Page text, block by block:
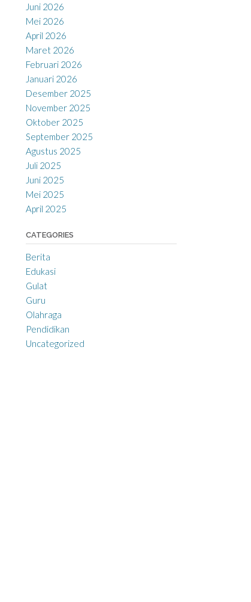
Juni 2026
Mei 2026
April 2026
Maret 2026
Februari 2026
Januari 2026
Desember 2025
November 2025
Oktober 2025
September 2025
Agustus 2025
Juli 2025
Juni 2025
Mei 2025
April 2025
CATEGORIES
Berita
Edukasi
Gulat
Guru
Olahraga
Pendidikan
Uncategorized